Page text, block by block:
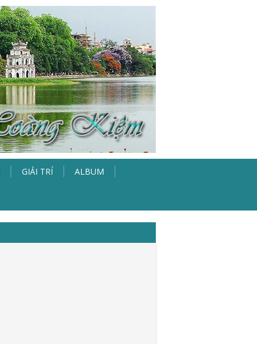
GIẢI TRÍ ALBUM